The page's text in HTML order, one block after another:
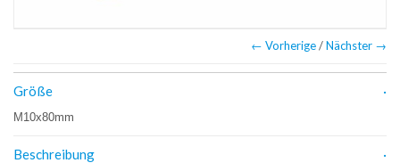
← Vorherige/Nächster →
Größe
M10x80mm
Beschreibung